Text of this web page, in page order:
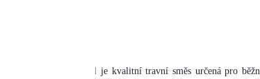
Hobby Univerzal je kvalitní travní směs určená pro